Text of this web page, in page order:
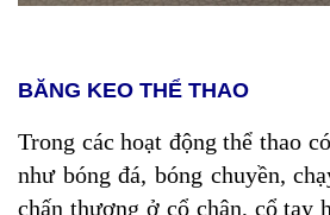
BĂNG KEO THỂ THAO
Trong các hoạt động thể thao
như bóng đá, bóng chuyền,
chấn thương ở cổ chân, cổ tay